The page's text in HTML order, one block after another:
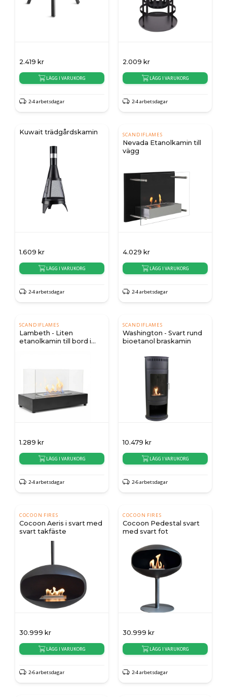
2.419 kr
LÄGG I VARUKORG
2-4 arbetsdagar
2.009 kr
LÄGG I VARUKORG
2-4 arbetsdagar
Kuwait trädgårdskamin
1.609 kr
LÄGG I VARUKORG
2-4 arbetsdagar
SCANDIFLAMES
Nevada Etanolkamin till
vägg
4.029 kr
LÄGG I VARUKORG
2-4 arbetsdagar
SCANDIFLAMES
Lambeth - Liten
etanolkamin till bord i
1.289 kr
LÄGG I VARUKORG
2-4 arbetsdagar
SCANDIFLAMES
Washington - Svart rund
bioetanol braskamin
10.479 kr
LÄGG I VARUKORG
2-6 arbetsdagar
COCOON FIRES
Cocoon Aeris i svart med
svart takfäste
30.999 kr
LÄGG I VARUKORG
2-6 arbetsdagar
COCOON FIRES
Cocoon Pedestal svart
med svart fot
30.999 kr
LÄGG I VARUKORG
2-4 arbetsdagar